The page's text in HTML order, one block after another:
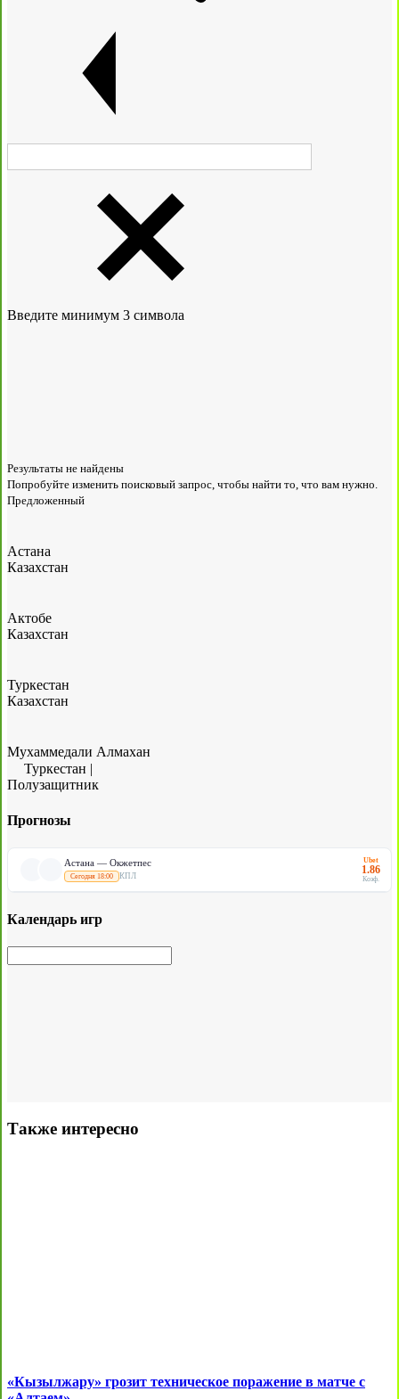
Введите минимум 3 символа
Результаты не найдены
Попробуйте изменить поисковый запрос, чтобы найти то, что вам нужно.
Предложенный
Астана
Казахстан
Актобе
Казахстан
Туркестан
Казахстан
Мухаммедали Алмахан
Туркестан |
Полузащитник
Прогнозы
Астана — Окжетпес
Сегодня 18:00 КПЛ
Ubet
1.86
Коэф.
Календарь игр
Также интересно
«Кызылжару» грозит техническое поражение в матче с